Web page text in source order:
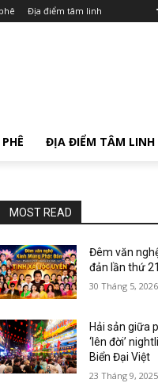
Địa điểm tâm linh
ĐỊA ĐIỂM TÂM LINH
MOST READ
Đêm văn
đản lần thứ
30 Tháng 5, 2026
Hải sản giữa
‘lên đời’
Biển Đại Việt
23 Tháng 9, 2025